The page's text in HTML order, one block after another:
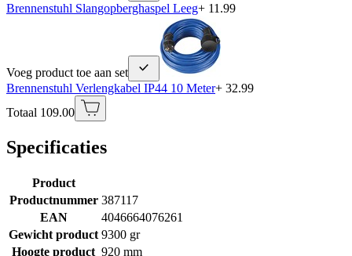
Brennenstuhl Slangopberghaspel Leeg+ 11.99
Voeg product toe aan set
Brennenstuhl Verlengkabel IP44 10 Meter+ 32.99
Totaal 109.00
Specificaties
Product
Productnummer 387117
EAN
4046664076261
Gewicht product 9300 gr
Hoogte product 920 mm